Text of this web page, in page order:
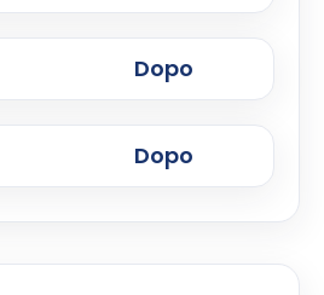
Dopo
Dopo